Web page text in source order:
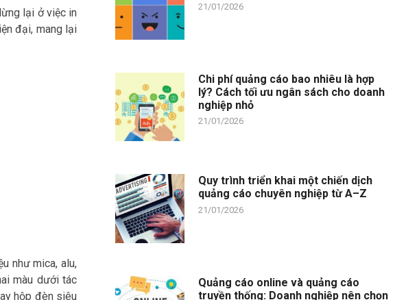
lại ở việc in
đại, mang lại
như mica, alu,
màu dưới tác
hộp đèn siêu
21/01/2026
Chi phí quảng cáo bao nhiêu là hợp
lý? Cách tối ưu ngân sách cho doanh
nghiệp nhỏ
21/01/2026
Quy trình triển khai một chiến dịch
quảng cáo chuyên nghiệp từ A–Z
21/01/2026
Quảng cáo online và quảng cáo
truyền thống: Doanh nghiệp nên chọn